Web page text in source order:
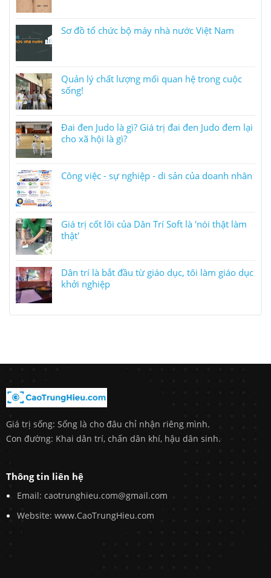
Sơ đồ tổ chức bộ máy nhà nước Việt Nam
Quản lý chất lượng mối quan hệ trong cuộc
sống!
Đai đen Judo là gì? Giá trị đai đen Judo đem lại
cho xã hội là gì?
Công việc - sự nghiệp - di sản của doanh nhân
Giá trị cốt lõi của Dân Trí Soft là 'nói thật làm
thật'
Dân trí là bắt đầu từ giáo dục, tôi làm giáo dục
khởi nghiệp
Giá trị sống: Sống là cho đâu chỉ nhận riêng mình.
Con đường: Khai dân trí, chấn dân khí, hậu dân sinh.
Thông tin liên hệ
Email: caotrunghieu.com@gmail.com
Website: www.CaoTrungHieu.com